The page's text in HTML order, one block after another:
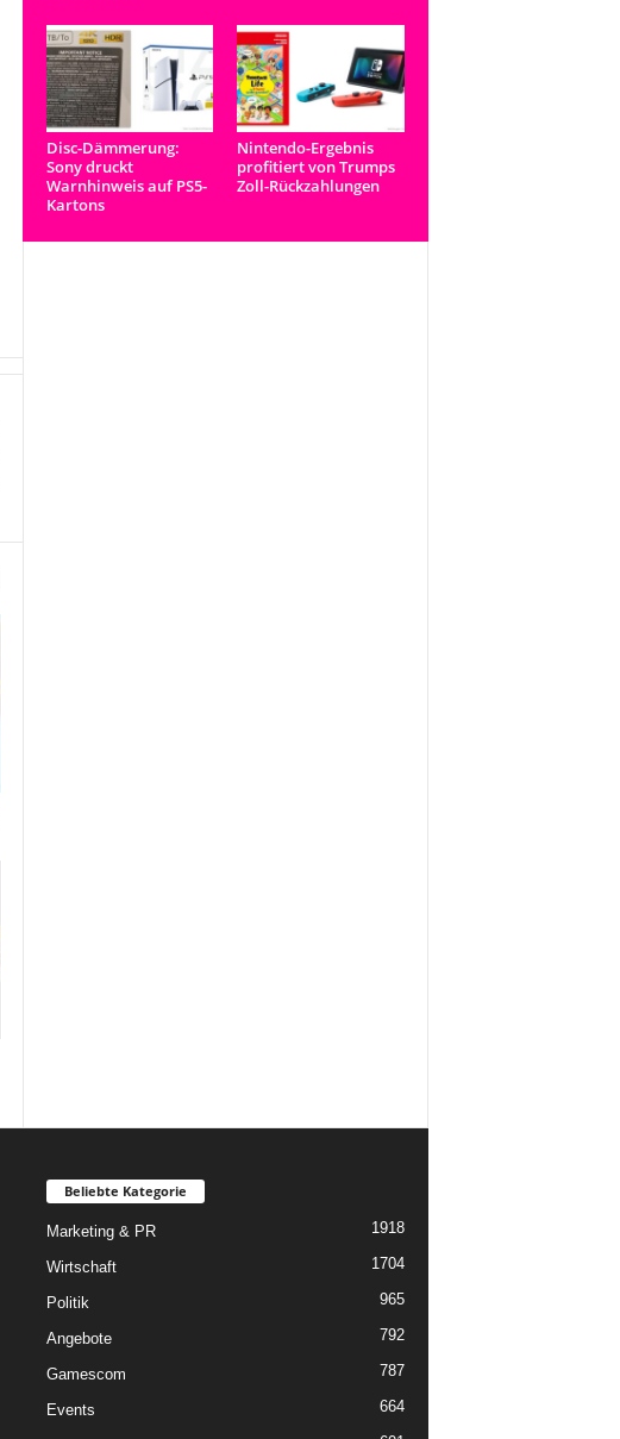
Disc-Dämmerung:
Sony druckt
Warnhinweis auf PS5-
Kartons
Nintendo-Ergebnis
profitiert von Trumps
Zoll-Rückzahlungen
Beliebte Kategorie
Marketing & PR 1918
Wirtschaft 1704
Politik 965
Angebote 792
Gamescom 787
Events 664